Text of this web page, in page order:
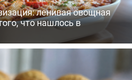
ленивая овощная
что нашлось в